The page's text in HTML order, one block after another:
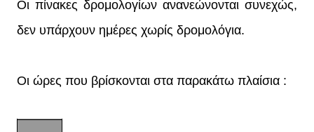
Οι πίνακες δρομολογίων ανανεώνονται συνεχώς,
δεν υπάρχουν ημέρες χωρίς δρομολόγια.
Οι ώρες που βρίσκονται στα παρακάτω πλαίσια :